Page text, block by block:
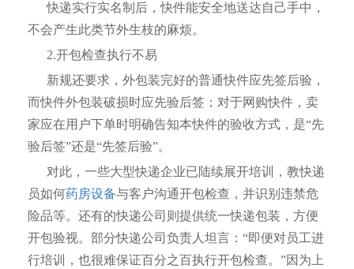
快递实行实名制后，快件能安全地送达自己手中，
不会产生此类节外生枝的麻烦。
2.开包检查执行不易
新规还要求，外包装完好的普通快件应先签后验，
而快件外包装破损时应先验后签；对于网购快件，卖
家应在用户下单时明确告知本快件的验收方式，是“先
验后签”还是“先签后验”。
对此，一些大型快递企业已陆续展开培训，教快递
员如何药房设备与客户沟通开包检查，并识别违禁危
险品等。还有的快递公司则提供统一快递包装，方便
开包验视。部分快递公司负责人坦言：“即便对员工进
行培训，也很难保证百分之百执行开包检查。”因为上